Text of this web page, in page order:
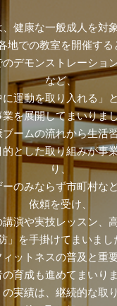
健康な一般成人を対
地での教室を開催する
のデモンストレーショ
など、
に運動を取り入れる」
業を展開してまいりま
ームの流れから生活
とした取り組みが事
り、
のみならず市町村な
依頼を受け、
演や実技レッスン、
」を手掛けてまいまし
ットネスの普及と重
の育成も進めてまいり
の実績は、継続的な取